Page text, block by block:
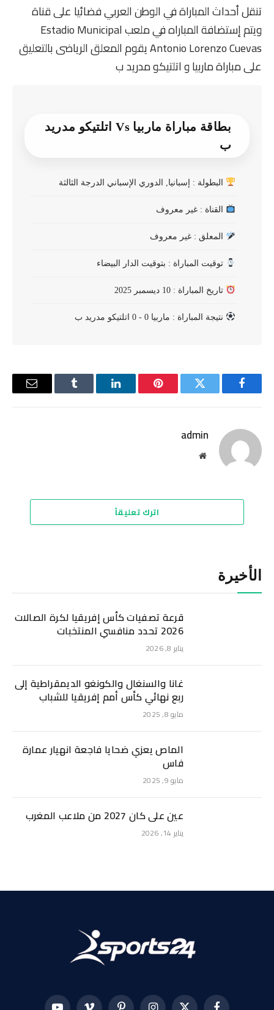
تنقل أحداث المباراة في الوطن العربي فضائيا على قناة
ويتم إستضافة المباراه في ملعب Estadio Municipal
Antonio Lorenzo Cuevas يقوم المعلق الرياضى بالتعليق
على مباراة ماربيا و اتلتيكو مدريد ب
بطاقة مباراة ماربيا Vs اتلتيكو مدريد
ب
البطولة : إسبانيا, الدوري الإسباني الدرجة الثالثة
القناة : غير معروف
المعلق : غير معروف
توقيت المباراة : بتوقيت الدار البيضاء
تاريخ المباراة : 10 ديسمبر 2025
نتيجة المباراة : ماربيا 0 - 0 اتلتيكو مدريد ب
فيسبوك تويتر بينتيريستلينكدإن Tumblr
البريد
admin
موقع
اترك تعليقاً
الأخيرة
قرعة تصفيات كأس إفريقيا لكرة الصالات
2026 تحدد منافسي المنتخبات
يناير 8, 2026
غانا والسنغال والكونغو الديمقراطية إلى
ربع نهائي كأس أمم إفريقيا للشباب
مايو 8, 2025
الماص يعزي ضحايا فاجعة انهيار عمارة
فاس
مايو 9, 2025
عين على كان 2027 من ملاعب المغرب
يناير 14, 2026